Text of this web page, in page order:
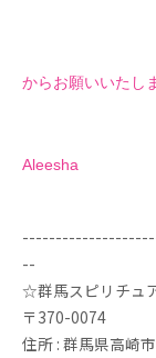
からお願いいたし
Aleesha
--
☆群馬スピリチュ
〒370-0074
住所 : 群馬県高崎